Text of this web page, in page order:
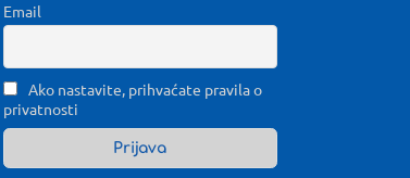
Email
Ako nastavite, prihvaćate pravila o
privatnosti